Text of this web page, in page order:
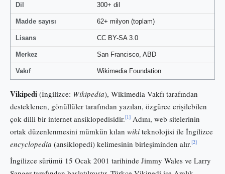
Dil 300+ dil
Madde sayısı 62+ milyon (toplam)
Lisans CC BY-SA 3.0
Merkez San Francisco, ABD
Vakıf Wikimedia Foundation
Vikipedi (İngilizce: Wikipedia), Wikimedia Vakfı tarafından
desteklenen, gönüllüler tarafından yazılan, özgürce erişilebilen
çok dilli bir internet ansiklopedisidir.[1] Adını, web sitelerinin
ortak düzenlenmesini mümkün kılan wiki teknolojisi ile İngilizce
encyclopedia (ansiklopedi) kelimesinin birleşiminden alır.[2]
İngilizce sürümü 15 Ocak 2001 tarihinde Jimmy Wales ve Larry